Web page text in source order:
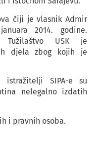
čiji je vlasnik Admir
2014. godine.
USK je
djela zbog kojih je
SIPA-e su
nelegalno izdatih
i pravnih osoba.